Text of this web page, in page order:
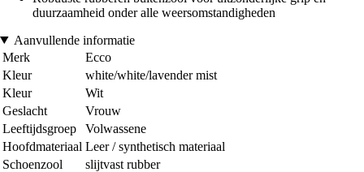
duurzaamheid onder alle weersomstandigheden
Aanvullende informatie
Merk
Ecco
Kleur
white/white/lavender mist
Kleur
Wit
Geslacht
Vrouw
Leeftijdsgroep
Volwassene
Hoofdmateriaal Leer / synthetisch materiaal
Schoenzool
slijtvast rubber